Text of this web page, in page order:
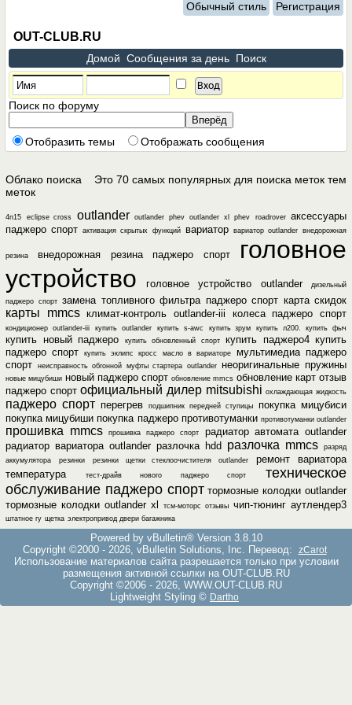
Обычный стиль Регистрация
OUT-CLUB.RU
Домой Сообщения за день Поиск
Поиск по форуму
Отобразить темы Отображать сообщения
Это 70 самых популярных для поиска меток тем
Облако поиска
меток
4n15 eclipse cross outlander outlander phev outlander xl phev roadrover
аксессуары
паджеро спорт
активация скрытых функций вариатор вариатор outlander внедорожная
резина внедорожная резина паджеро спорт
головное
устройство
головное устройство outlander дизельный
паджеро спорт замена топливного фильтра паджеро спорт карта скидок
карты mmcs климат-контроль outlander-iii колеса паджеро спорт
кондиционер outlander-iii купить outlander купить s-awc купить зрум купить л200. купить фыч
купить новый паджеро купить обновленный спорт купить паджеро4 купить
паджеро спорт
купить эклипс кросс масло в вариаторе
мультимедиа паджеро
спорт
неисправность обгонной муфты стартера outlander неоригинальные пружины
новые мицубиши новый паджеро спорт обновление mmcs обновление карт отзыв
паджеро спорт официальный дилер mitsubishi охлаждающая жидкость
паджеро спорт перегрев подшипник передней ступицы
покупка мицубиси
покупка мицубиши покупка паджеро противотуманки противотуманки outlander
прошивка mmcs прошивка паджеро спорт
радиатор автомата outlander
радиатор вариатора outlander разлочка hdd разлочка mmcs
разряд
аккумулятора
резинки резинки щетки стеклоочистителя outlander
ремонт вариатора
температура
тест-драйв нового паджеро спорт
техническое
обслуживание паджеро спорт тормозные колодки outlander
тормозные колодки outlander xl
тсм-моторс отзывы чип-тюнинг аутлендер3
штатное гу щетка электропривод двери багажника
Powered by vBulletin® Version 3.8.10
Copyright ©2000 - 2026, vBulletin Solutions, Inc. Перевод:
zCarot
Использование материалов сайта разрешается только при условии
размещения активной ссылки на OUT-CLUB.RU
Copyright ©2006 - 2026, WWW.OUT-CLUB.RU
Lightweight Styling © Dartho